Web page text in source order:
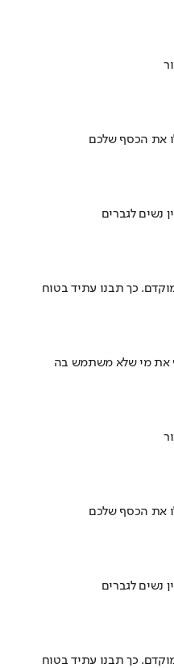
את הכסף שלכם
נשים לגברים
כך תבנו עתיד בטוח
את הכסף שלכם
נשים לגברים
כך תבנו עתיד בטוח